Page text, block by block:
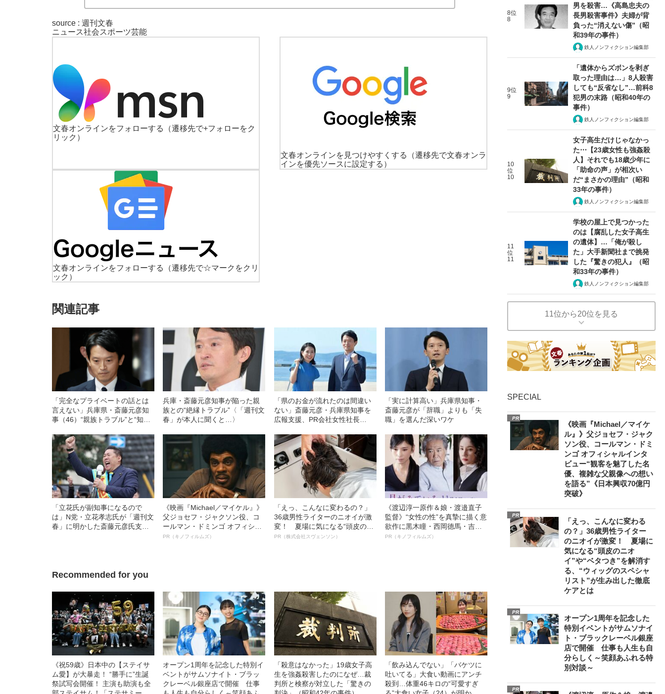
source : 週刊文春
ニュース社会スポーツ芸能
文春オンラインをフォローする
（遷移先で+フォローをク
リック）
文春オンラインを見つけやすくする
（遷移先で文春オンラ
インを優先ソースに設定する）
文春オンラインをフォローする
（遷移先で☆マークをクリ
ック）
関連記事
「完全なプライベートの話とは
言えない」兵庫県・斎藤元彦知
事（46）“親族トラブル”と“知事
語った本音は…》
兵庫・斎藤元彦知事が陥った親
族との“絶縁トラブル”〈「週刊文
春」が本人に聞くと…〉
「県のお金が流れたのは間違い
ない」斎藤元彦・兵庫県知事を
広報支援、PR会社女性社長
ら“1800万円超”を受注した
「SNSのプロ」
「実に計算高い」兵庫県知事・
斎藤元彦が「辞職」よりも「失
職」を選んだ深いワケ
「立花氏が副知事になるので
は」N党・立花孝志氏が「週刊文
春」に明かした斎藤元彦氏支援
《映画『Michael／マイケル』》
父ジョセフ・ジャクソン役、コ
ールマン・ドミンゴ オフィシャ
ルインタビュー“観客を魅了した
PR（キノフィルムズ）
「えっ、こんなに変わるの？」
36歳男性ライターのニオイが激
変！ 夏場に気になる“頭皮のニ
オイ”や“ベタつき”を解消す
PR（株式会社スヴェンソン）
《渡辺淳一原作＆娘・渡邉直子
監督》“女性の性”を真摯に描く意
欲作に黒木瞳・西岡德馬・吉田
羊が出演決定！《映画『月がみ
PR（キノフィルムズ）
Recommended for you
《祝59歳》日本中の【ステイサ
ム愛】が大暴走！ “勝手に”生誕
祭試写会開催！ 主演も助演も全
オープン1周年を記念した特別イ
ベントがサムソナイト・ブラッ
クレーベル銀座店で開催 仕事
「殺意はなかった」19歳女子高
生を強姦殺害したのになぜ…裁
判所と検察が対立した「驚きの
「飲み込んでない」「バケツに
吐いてる」大食い動画にアンチ
殺到…体重46キロの“可愛すぎ
8位
8
男を殺害…《高島忠夫の
長男殺害事件》夫婦が背
負った“消えない傷”（昭
和39年の事件）
鉄人ノンフィクション編集部
9位
9
「遺体からズボンを剥ぎ
取った理由は…」8人殺害
しても“反省なし”…前科8
犯男の末路（昭和40年の
事件）
鉄人ノンフィクション編集部
10
位
10
女子高生だけじゃなかっ
た⋯【23歳女性も強姦殺
人】それでも18歳少年に
「助命の声」が相次い
だ“まさかの理由”（昭和
33年の事件）
鉄人ノンフィクション編集部
11
位
11
学校の屋上で見つかった
のは【腐乱した女子高生
の遺体】…「俺が殺し
た」大手新聞社まで挑発
した『驚きの犯人』（昭
和33年の事件）
鉄人ノンフィクション編集部
11位から20位を見る
SPECIAL
PR
《映画『Michael／マイケ
ル』》父ジョセフ・ジャク
ソン役、コールマン・ドミ
ンゴ オフィシャルインタ
ビュー“観客を魅了した名
優、複雑な父親像への想い
を語る”《日本興収70億円
突破》
PR
「えっ、こんなに変わる
の？」36歳男性ライター
のニオイが激変！ 夏場に
気になる“頭皮のニオ
イ”や“ベタつき”を解消す
る、“ウィッグのスペシャ
リスト”が生み出した徹底
ケアとは
PR
オープン1周年を記念した
特別イベントがサムソナイ
ト・ブラックレーベル銀座
店で開催 仕事も人生も自
分らしく～笑顔あふれる特
別対談～
PR